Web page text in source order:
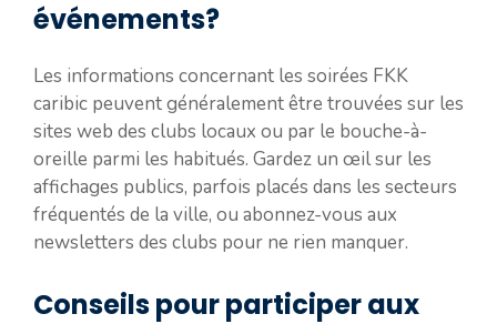
événements?
Les informations concernant les soirées FKK
caribic peuvent généralement être trouvées sur les
sites web des clubs locaux ou par le bouche-à-
oreille parmi les habitués. Gardez un œil sur les
affichages publics, parfois placés dans les secteurs
fréquentés de la ville, ou abonnez-vous aux
newsletters des clubs pour ne rien manquer.
Conseils pour participer aux